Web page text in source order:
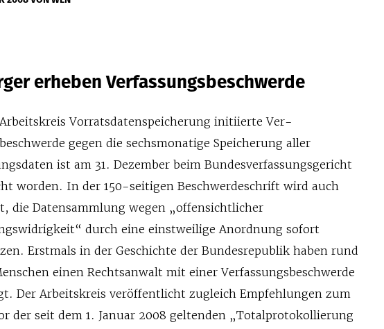
erheben Verfassungsbeschwerde
Vorratsdatenspeicherung initiierte Ver­
gegen die sechsmonatige Speicherung aller
ist am 31. Dezember beim Bundes­verfassungsgericht
wor­den. In der 150-seitigen Beschwer­deschrift wird auch
die Daten­sammlung wegen „offensicht­licher
durch eine einstweilige Anordnung sofort
Erstmals in der Geschichte der Bundesrepublik haben rund
einen Rechts­anwalt mit einer Verfassungsbeschwerde
Der Arbeitskreis veröffentlicht zugleich Empfehlungen zum
der seit dem 1. Januar 2008 geltenden „Totalprotokollierung